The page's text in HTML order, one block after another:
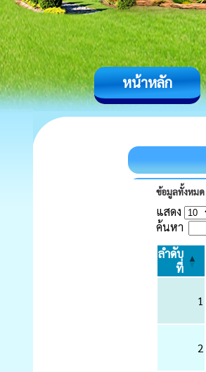
หน้าหลัก
ข้อมูลทั้งหมด
แสดง
ค้นหา
ลำดับ
ที่
1
2